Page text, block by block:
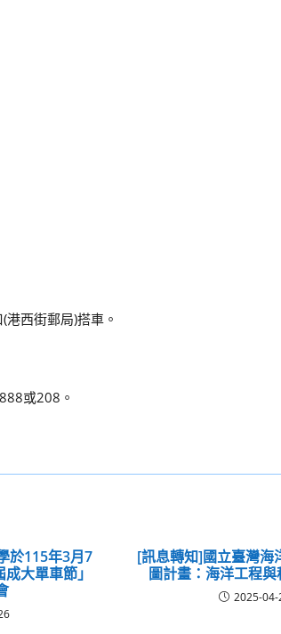
西街郵局)搭車。
或208。
於115年3月7
大單車節」
[訊息轉知]國立臺灣海
圖計畫：海洋工程與
2025-04-